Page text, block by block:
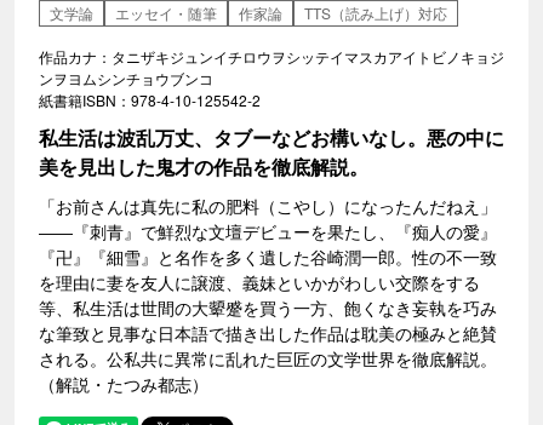
文学論
エッセイ・随筆 作家論 TTS（読み上げ）対応
作品カナ：タニザキジュンイチロウヲシッテイマスカアイトビノキョジ
ンヲヨムシンチョウブンコ
紙書籍ISBN：978-4-10-125542-2
私生活は波乱万丈、タブーなどお構いなし。悪の中に
美を見出した鬼才の作品を徹底解説。
「お前さんは真先に私の肥料（こやし）になったんだねえ」
――『刺青』で鮮烈な文壇デビューを果たし、『痴人の愛』
『卍』『細雪』と名作を多く遺した谷崎潤一郎。性の不一致
を理由に妻を友人に譲渡、義妹といかがわしい交際をする
等、私生活は世間の大顰蹙を買う一方、飽くなき妄執を巧み
な筆致と見事な日本語で描き出した作品は耽美の極みと絶賛
される。公私共に異常に乱れた巨匠の文学世界を徹底解説。
（解説・たつみ都志）